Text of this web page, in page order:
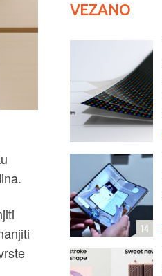
VEZANO
14